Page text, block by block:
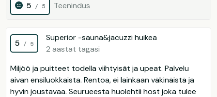
5 / 5 Teenindus
5 / 5
Superior -sauna&jacuzzi huikea
2 aastat tagasi
Miljöö ja puitteet todella viihtyisät ja upeat. Palvelu
aivan ensiluokkaista. Rentoa, ei lainkaan väkinäistä ja
hyvin joustavaa. Seurueesta huolehtii host joka tulee